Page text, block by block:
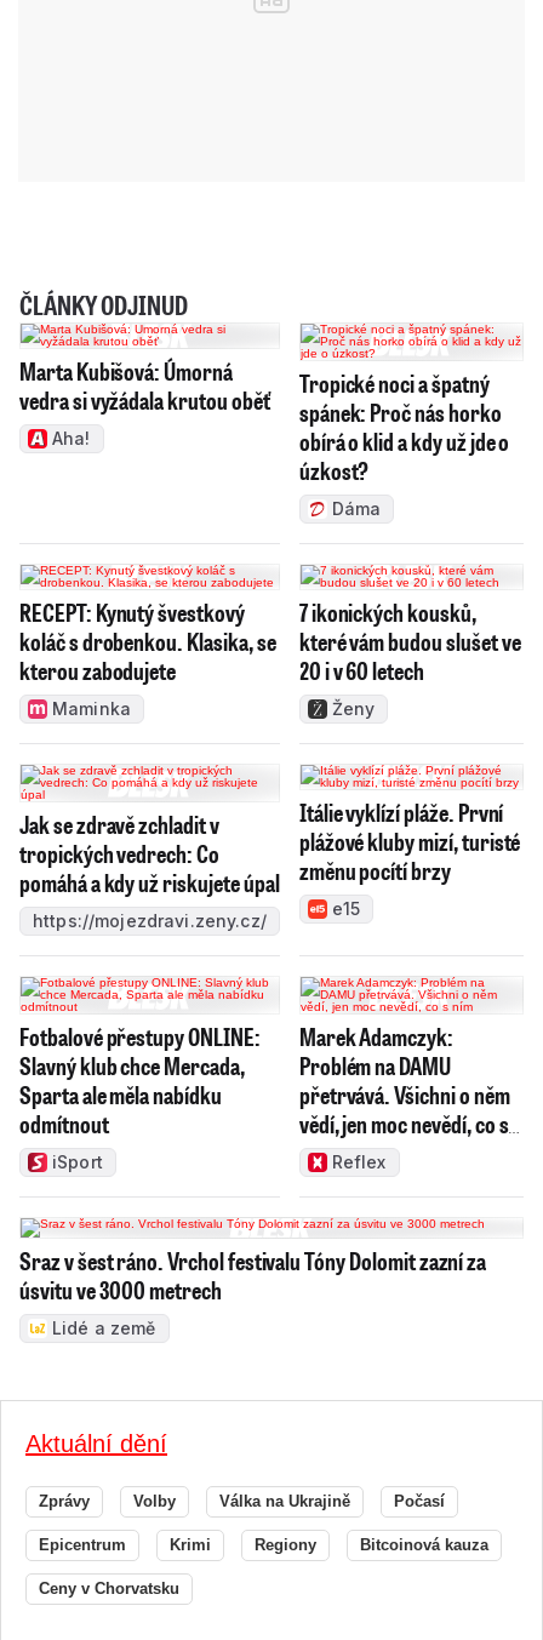
ČLÁNKY ODJINUD
Marta Kubišová: Úmorná
vedra si vyžádala krutou oběť
Aha!
Tropické noci a špatný
spánek: Proč nás horko
obírá o klid a kdy už jde o
úzkost?
Dáma
RECEPT: Kynutý švestkový
koláč s drobenkou. Klasika, se
kterou zabodujete
Maminka
7 ikonických kousků,
které vám budou slušet ve
20 i v 60 letech
Ženy
Jak se zdravě zchladit v
tropických vedrech: Co
pomáhá a kdy už riskujete úpal
https://mojezdravi.zeny.cz/
Itálie vyklízí pláže. První
plážové kluby mizí, turisté
změnu pocítí brzy
e15
Fotbalové přestupy ONLINE:
Slavný klub chce Mercada,
Sparta ale měla nabídku
odmítnout
iSport
Marek Adamczyk:
Problém na DAMU
přetrvává. Všichni o něm
vědí, jen moc nevědí, co s
nímReflex
Sraz v šest ráno. Vrchol festivalu Tóny Dolomit zazní za
úsvitu ve 3000 metrech
Lidé a země
Aktuální dění
Zprávy Volby Válka na Ukrajině Počasí
Epicentrum Krimi Regiony Bitcoinová kauza
Ceny v Chorvatsku